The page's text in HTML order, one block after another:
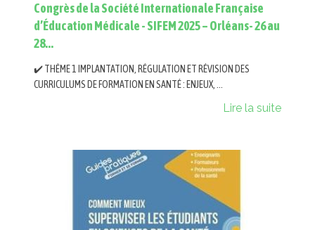
Congrès de la Société Internationale Française
d’Éducation Médicale - SIFEM 2025 – Orléans- 26 au
28...
✔️ THÈME 1 IMPLANTATION, RÉGULATION ET RÉVISION DES
CURRICULUMS DE FORMATION EN SANTÉ : ENJEUX, ...
Lire la suite